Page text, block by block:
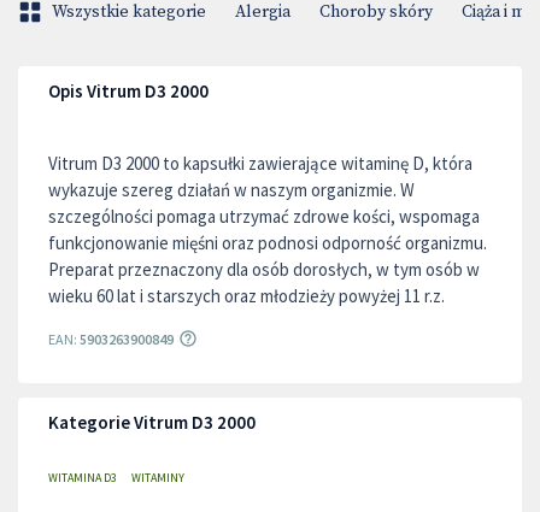
Wszystkie kategorie Alergia Choroby skóry Ciąża i
Opis Vitrum D3 2000
Vitrum D3 2000 to kapsułki zawierające witaminę D, która
wykazuje szereg działań w naszym organizmie. W
szczególności pomaga utrzymać zdrowe kości, wspomaga
funkcjonowanie mięśni oraz podnosi odporność organizmu.
Preparat przeznaczony dla osób dorosłych, w tym osób w
wieku 60 lat i starszych oraz młodzieży powyżej 11 r.z.
EAN: 5903263900849
Kategorie Vitrum D3 2000
WITAMINA D3 WITAMINY